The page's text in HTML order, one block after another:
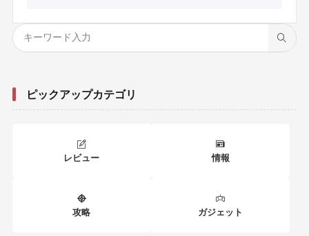
ピックアップカテゴリ
レビュー 情報
攻略 ガジェット